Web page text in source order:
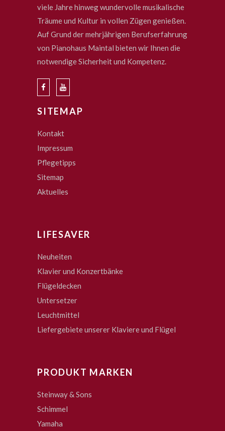
viele Jahre hinweg wundervolle musikalische
Träume und Kultur in vollen Zügen genießen.
Auf Grund der mehrjährigen Berufserfahrung
von Pianohaus Maintal bieten wir Ihnen die
notwendige Sicherheit und Kompetenz.
SITEMAP
Kontakt
Impressum
Pflegetipps
Sitemap
Aktuelles
LIFESAVER
Neuheiten
Klavier und Konzertbänke
Flügeldecken
Untersetzer
Leuchtmittel
Liefergebiete unserer Klaviere und Flügel
PRODUKT MARKEN
Steinway & Sons
Schimmel
Yamaha